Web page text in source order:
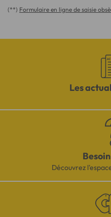
(**) Formulaire en ligne de saisie
Les
Découvrez